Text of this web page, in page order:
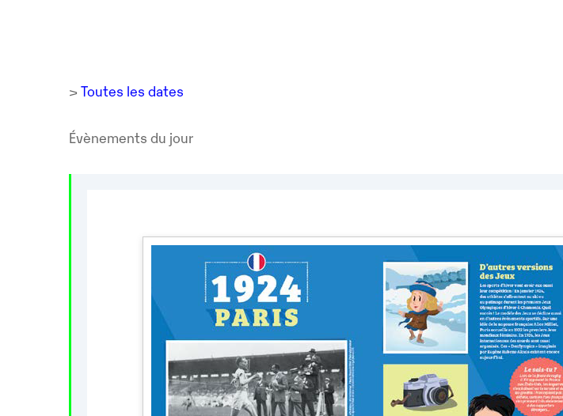
> Toutes les dates
Évènements du jour